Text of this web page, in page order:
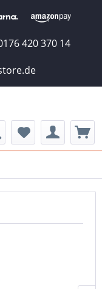
420 370 14